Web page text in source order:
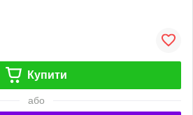
Купити
або